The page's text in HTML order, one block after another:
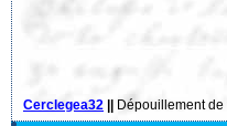
Cerclegea32 Dépouillement